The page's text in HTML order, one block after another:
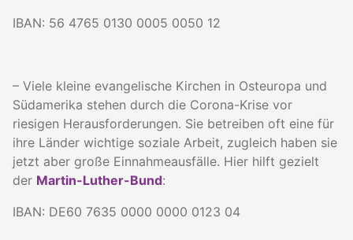
IBAN: 56 4765 0130 0005 0050 12
– Viele kleine evangelische Kirchen in Osteuropa und
Südamerika stehen durch die Corona-Krise vor
riesigen Herausforderungen. Sie betreiben oft eine für
ihre Länder wichtige soziale Arbeit, zugleich haben sie
jetzt aber große Einnahmeausfälle. Hier hilft gezielt
der Martin-Luther-Bund:
IBAN: DE60 7635 0000 0000 0123 04